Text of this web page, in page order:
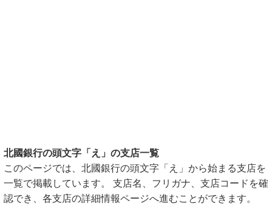
北國銀行の頭文字「え」の支店一覧
このページでは、北國銀行の頭文字「え」から始まる支店を
一覧で掲載しています。 支店名、フリガナ、支店コードを確
認でき、各支店の詳細情報ページへ進むことができます。